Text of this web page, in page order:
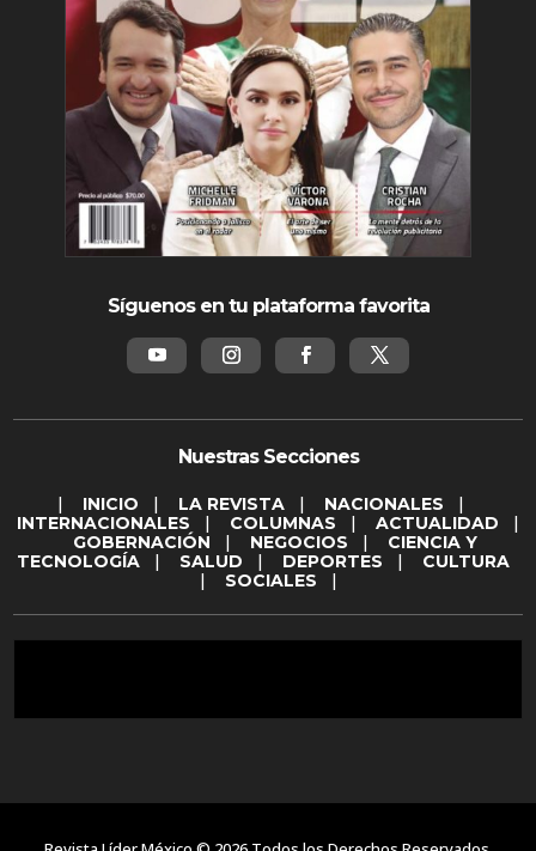
Síguenos en tu plataforma favorita
Nuestras Secciones
| INICIO | LA REVISTA | NACIONALES |
INTERNACIONALES | COLUMNAS | ACTUALIDAD |
GOBERNACIÓN | NEGOCIOS | CIENCIA Y
TECNOLOGÍA | SALUD | DEPORTES | CULTURA
| SOCIALES |